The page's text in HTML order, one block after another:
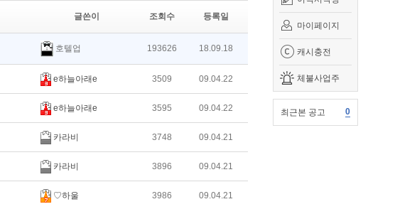
마이페이지
캐시충전
체불사업주
최근본 공고 0
글쓴이 조회수 등록일
호텔업 193626 18.09.18
e하늘아래e 3509 09.04.22
e하늘아래e 3595 09.04.22
카라비 3748 09.04.21
카라비 3896 09.04.21
♡하울 3986 09.04.21